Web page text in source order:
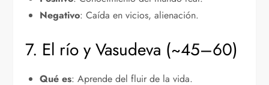
Negativo: Caída en vicios, alienación.
7. El río y Vasudeva (~45–60)
Qué es: Aprende del fluir de la vida.